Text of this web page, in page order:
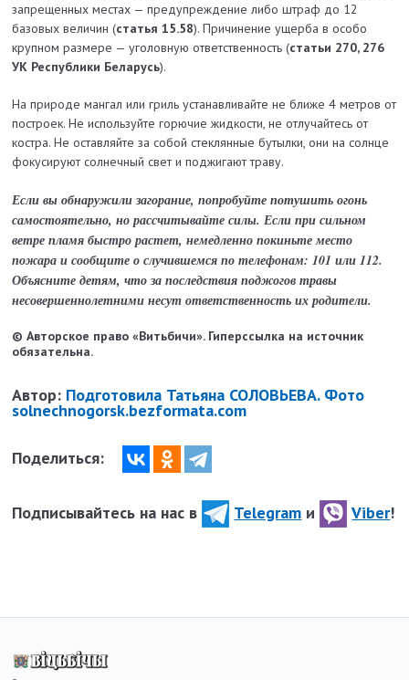
запрещенных местах — предупреждение либо штраф до 12
базовых величин (статья 15.58). Причинение ущерба в особо
крупном размере — уголовную ответственность (статьи 270, 276
УК Республики Беларусь).
На природе мангал или гриль устанавливайте не ближе 4 метров от
построек. Не используйте горючие жидкости, не отлучайтесь от
костра. Не оставляйте за собой стеклянные бутылки, они на солнце
фокусируют солнечный свет и поджигают траву.
Если вы обнаружили загорание, попробуйте потушить огонь
самостоятельно, но рассчитывайте силы. Если при сильном
ветре пламя быстро растет, немедленно покиньте место
пожара и сообщите о случившемся по телефонам: 101 или 112.
Объясните детям, что за последствия поджогов травы
несовершеннолетними несут ответственность их родители.
© Авторское право «Витьбичи». Гиперссылка на источник
обязательна.
Автор: Подготовила Татьяна СОЛОВЬЕВА. Фото
solnechnogorsk.bezformata.com
Поделиться:
Подписывайтесь на нас в Telegram и Viber!